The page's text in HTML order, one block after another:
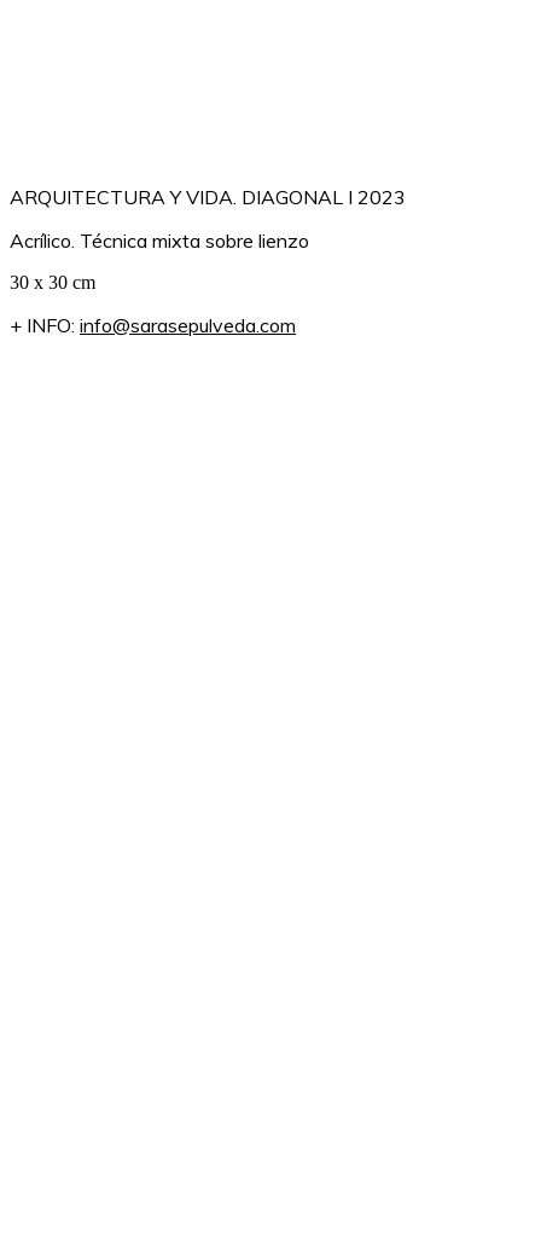
ARQUITECTURA Y VIDA. DIAGONAL I 2023
Acrílico. Técnica mixta sobre lienzo
30 x 30 cm
+ INFO: info@sarasepulveda.com